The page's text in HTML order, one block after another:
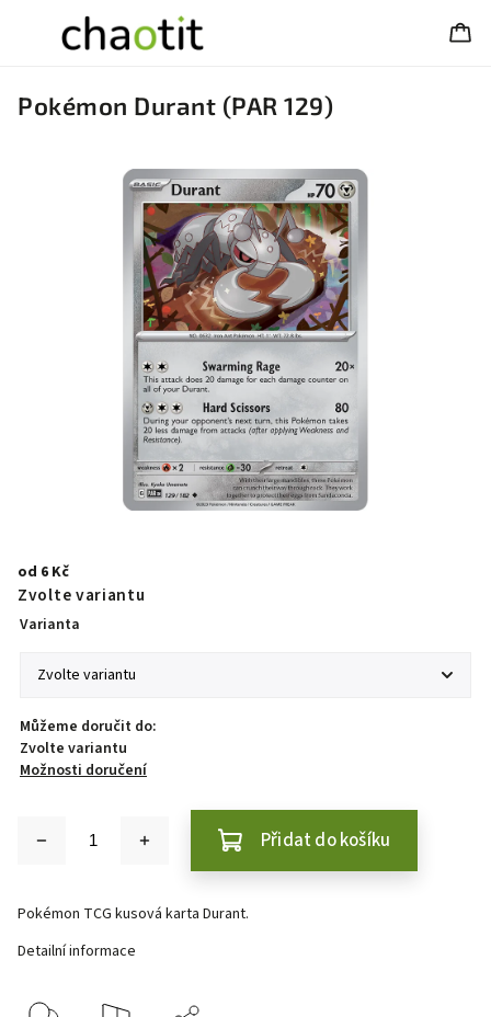
Pokémon Durant (PAR 129)
od 6 Kč
Zvolte variantu
Varianta
Můžeme doručit do:
Zvolte variantu
Možnosti doručení
Přidat do košíku
Pokémon TCG kusová karta Durant.
Detailní informace